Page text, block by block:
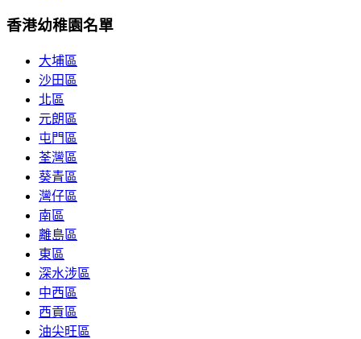
香港幼稚園名單
大埔區
沙田區
北區
元朗區
屯門區
荃灣區
葵青區
灣仔區
南區
離島區
東區
深水涉區
中西區
西貢區
油尖旺區